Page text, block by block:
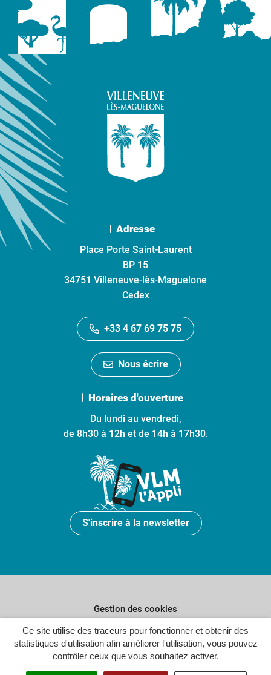
Ce site utilise des traceurs pour fonctionner et obtenir des
statistiques d'utilisation afin améliorer l'utilisation, vous pouvez
contrôler ceux que vous souhaitez activer.
Adresse
Place Porte Saint-Laurent
BP 15
34751 Villeneuve-lès-Maguelone
Cedex
+33 4 67 69 75 75
Nous écrire
Horaires d'ouverture
Du lundi au vendredi,
de 8h30 à 12h et de 14h à 17h30.
S'inscrire à la newsletter
Gestion des cookies
Plan du site
Politique de confidentialité